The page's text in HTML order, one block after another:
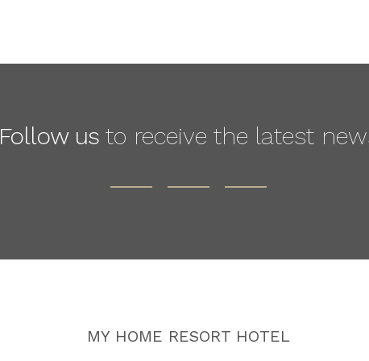
Follow usto receive the latest
MY HOME RESORT HOTEL